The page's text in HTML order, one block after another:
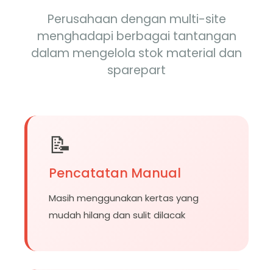
Perusahaan dengan multi-site
menghadapi berbagai tantangan
dalam mengelola stok material dan
sparepart
📝
Pencatatan Manual
Masih menggunakan kertas yang
mudah hilang dan sulit dilacak